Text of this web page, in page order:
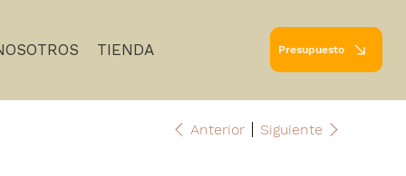
TIENDA Presupuesto
Anterior Siguiente